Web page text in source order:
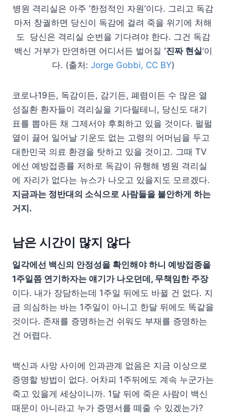
병원 격리실은 아주 ‘한정적인 자원’이다. 그리고 독감
마저 창궐하면 당신이 독감에 걸려 죽을 위기에 처해
도 당신은 격리실 순번을 기다려야 한다. 그건 독감
백신 거부가 만연하면 어디서든 벌어질 ‘진짜 현실‘이
다. (출처: Jorge Gobbi, CC BY)
코로나19든, 독감이든, 감기든, 폐렴이든 수 많은 열
성질환 환자들이 격리실을 기다릴테니, 당신도 대기
표를 뽑아든 채 그제서야 후회하고 있을 것이다. 펄펄
열이 끓어 일어날 기운도 없는 고령의 어머님을 두고
대한민국 의료 환경을 탓하고 있을 것이고. 그때 TV
에선 예방접종률 저하로 독감이 유행해 병원 격리실
에 자리가 없다는 뉴스가 나오고 있을지도 모르겠다.
지금과는 정반대의 소식으로 사람들을 불안하게 하는
거지.
남은 시간이 많지 않다
일각에선 백신의 안정성을 확인해야 하니 예방접종을
1주일쯤 연기하자는 얘기가 나오던데, 무책임한 주장
이다. 내가 장담하는데 1주일 뒤에도 바뀔 건 없다. 지
금 의심하는 바는 1주일이 아니고 한달 뒤에도 똑같을
것이다. 존재를 증명하는건 쉬워도 부재를 증명하는
건 어렵다.
백신과 사망 사이에 인과관계 없음은 지금 이상으로
증명할 방법이 없다. 어차피 1주뒤에도 계속 누군가는
죽고 있을게 세상이니까. 1달 뒤에 죽은 사람이 백신
때문이 아니라고 누가 증명서를 떼줄 수 있겠는가?